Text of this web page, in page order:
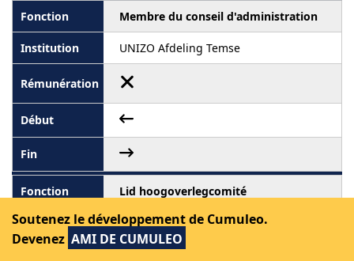
Membre du conseil d'administration
UNIZO Afdeling Temse
Lid hoogoverlegcomité
MI-WA (Intercommunale)
Rémunéré
Soutenez le développement de Cumuleo.
Devenez AMI DE CUMULEO